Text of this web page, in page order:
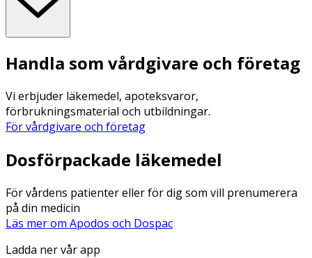
Handla som vårdgivare och företag
Vi erbjuder läkemedel, apoteksvaror,
förbrukningsmaterial och utbildningar.
För vårdgivare och företag
Dosförpackade läkemedel
För vårdens patienter eller för dig som vill prenumerera
på din medicin
Läs mer om Apodos och Dospac
Ladda ner vår app